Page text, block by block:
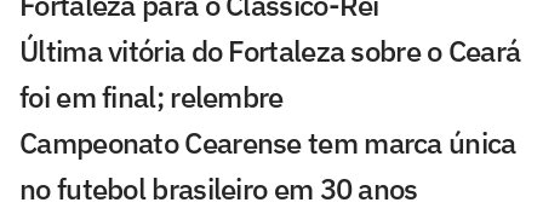
Última vitória do Fortaleza sobre o Ceará
foi em final; relembre
Campeonato Cearense tem marca única
no futebol brasileiro em 30 anos